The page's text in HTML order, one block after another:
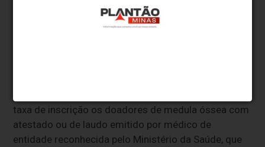
Taxa de inscrição
taxa de inscrição os doadores de medula óssea com
atestado ou de laudo emitido por médico de
entidade reconhecida pelo Ministério da Saúde, que